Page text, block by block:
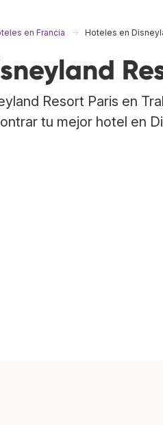
en Francia Hoteles en
Resort Paris en
tu mejor hotel en